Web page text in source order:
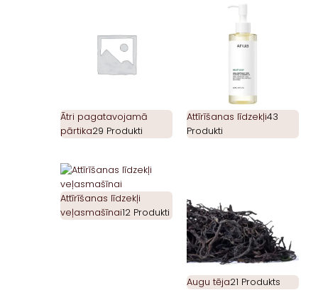
Ātri pagatavojamā
pārtika29 Produkti
Attīrīšanas līdzekļi43
Produkti
Attīrīšanas līdzekļi
veļasmašīnai12 Produkti
Augu tēja21 Produkts